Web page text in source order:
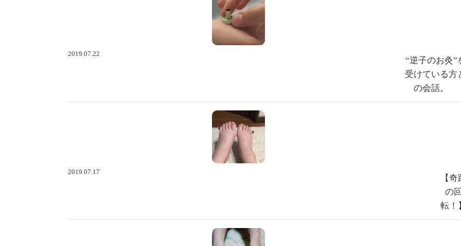
2019.07.22
“逆子のお灸”
受けている方
の会話。
2019.07.17
【
の回
転！